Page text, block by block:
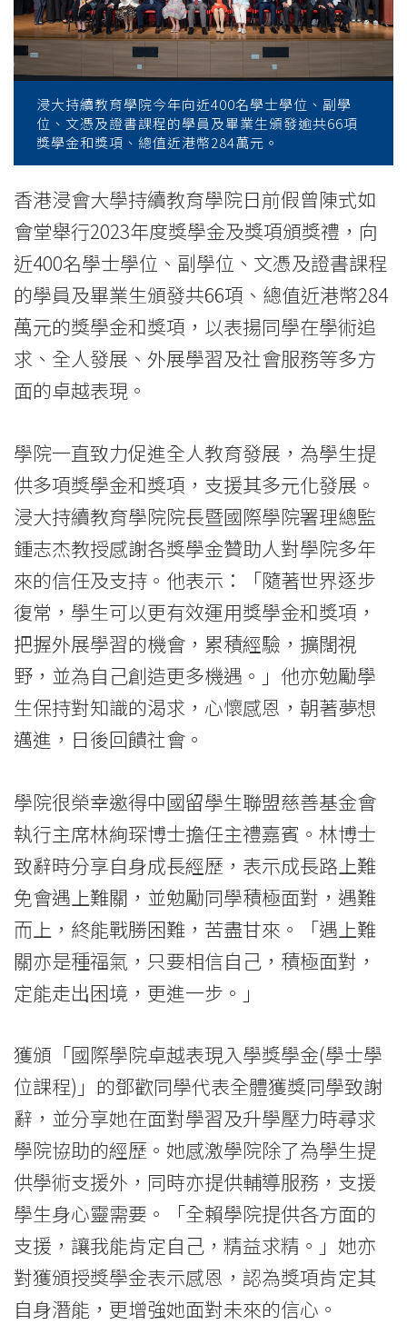
College
News
College
of
International
Education
Hong
Kong
Baptist
University
浸大持續教育學院今年向近400名學士學位、副學
位、文憑及證書課程的學員及畢業生頒發逾共66項
獎學金和獎項、總值近港幣284萬元。
香港浸會大學持續教育學院日前假曾陳式如
會堂舉行2023年度獎學金及獎項頒獎禮，向
近400名學士學位、副學位、文憑及證書課程
的學員及畢業生頒發共66項、總值近港幣284
萬元的獎學金和獎項，以表揚同學在學術追
求、全人發展、外展學習及社會服務等多方
面的卓越表現。
學院一直致力促進全人教育發展，為學生提
供多項獎學金和獎項，支援其多元化發展。
浸大持續教育學院院長暨國際學院署理總監
鍾志杰教授感謝各獎學金贊助人對學院多年
來的信任及支持。他表示：「隨著世界逐步
復常，學生可以更有效運用獎學金和獎項，
把握外展學習的機會，累積經驗，擴闊視
野，並為自己創造更多機遇。」他亦勉勵學
生保持對知識的渴求，心懷感恩，朝著夢想
邁進，日後回饋社會。
學院很榮幸邀得中國留學生聯盟慈善基金會
執行主席林絢琛博士擔任主禮嘉賓。林博士
致辭時分享自身成長經歷，表示成長路上難
免會遇上難關，並勉勵同學積極面對，遇難
而上，終能戰勝困難，苦盡甘來。「遇上難
關亦是種福氣，只要相信自己，積極面對，
定能走出困境，更進一步。」
獲頒「國際學院卓越表現入學獎學金(學士學
位課程)」的鄧歡同學代表全體獲獎同學致謝
辭，並分享她在面對學習及升學壓力時尋求
學院協助的經歷。她感激學院除了為學生提
供學術支援外，同時亦提供輔導服務，支援
學生身心靈需要。「全賴學院提供各方面的
支援，讓我能肯定自己，精益求精。」她亦
對獲頒授獎學金表示感恩，認為獎項肯定其
自身潛能，更增強她面對未來的信心。